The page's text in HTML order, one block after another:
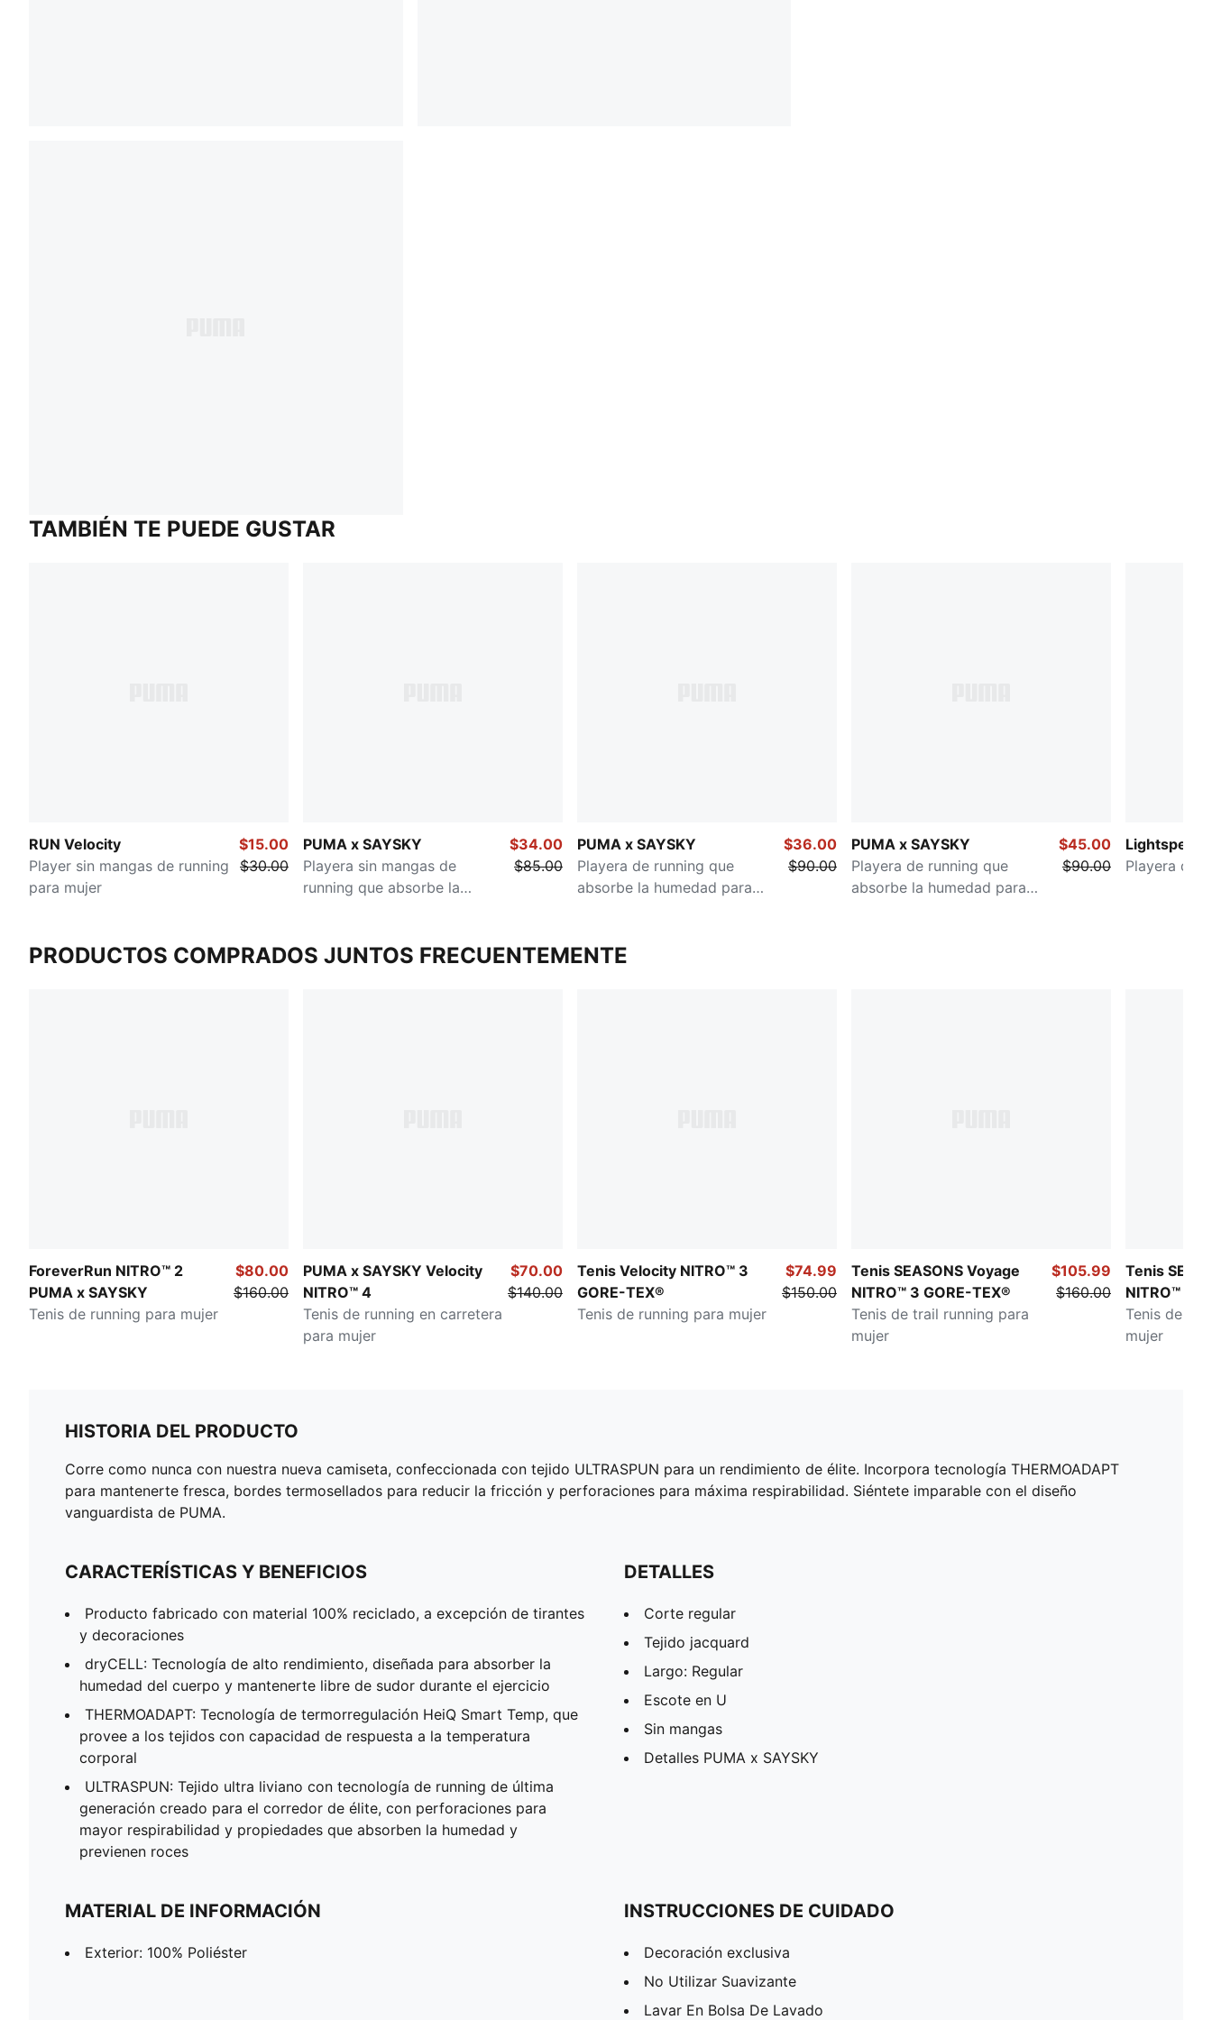
TAMBIÉN TE PUEDE GUSTAR
RUN Velocity
Player sin mangas de running
para mujer
$15.00
$30.00
PUMA x SAYSKY
Playera sin mangas de
running que absorbe la
$34.00
$85.00
PUMA x SAYSKY
Playera de running que
absorbe la humedad para
$36.00
$90.00
PUMA x SAYSKY
Playera de running que
absorbe la humedad para
$45.00
$90.00
Lightspeed
Playera de
PRODUCTOS COMPRADOS JUNTOS FRECUENTEMENTE
ForeverRun NITRO™ 2
PUMA x SAYSKY
Tenis de running para mujer
$80.00
$160.00
PUMA x SAYSKY Velocity
NITRO™ 4
Tenis de running en carretera
para mujer
$70.00
$140.00
Tenis Velocity NITRO™ 3
GORE-TEX®
Tenis de running para mujer
$74.99
$150.00
Tenis SEASONS Voyage
NITRO™ 3 GORE-TEX®
Tenis de trail running para
mujer
$105.99
$160.00
Tenis
NITRO™ 2
Tenis de
mujer
HISTORIA DEL PRODUCTO
Corre como nunca con nuestra nueva camiseta, confeccionada con tejido ULTRASPUN para un rendimiento de élite. Incorpora tecnología THERMOADAPT
para mantenerte fresca, bordes termosellados para reducir la fricción y perforaciones para máxima respirabilidad. Siéntete imparable con el diseño
vanguardista de PUMA.
CARACTERÍSTICAS Y BENEFICIOS
Producto fabricado con material 100% reciclado, a excepción de tirantes
y decoraciones
dryCELL: Tecnología de alto rendimiento, diseñada para absorber la
humedad del cuerpo y mantenerte libre de sudor durante el ejercicio
THERMOADAPT: Tecnología de termorregulación HeiQ Smart Temp, que
provee a los tejidos con capacidad de respuesta a la temperatura
corporal
ULTRASPUN: Tejido ultra liviano con tecnología de running de última
generación creado para el corredor de élite, con perforaciones para
mayor respirabilidad y propiedades que absorben la humedad y
previenen roces
DETALLES
Corte regular
Tejido jacquard
Largo: Regular
Escote en U
Sin mangas
Detalles PUMA x SAYSKY
MATERIAL DE INFORMACIÓN
Exterior: 100% Poliéster
INSTRUCCIONES DE CUIDADO
Decoración exclusiva
No Utilizar Suavizante
Lavar En Bolsa De Lavado